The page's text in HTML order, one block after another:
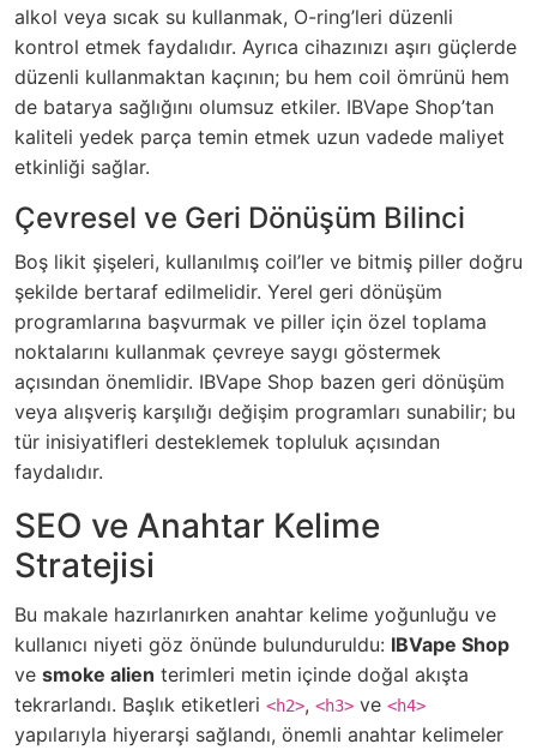
alkol veya sıcak su kullanmak, O-ring’leri düzenli
kontrol etmek faydalıdır. Ayrıca cihazınızı aşırı güçlerde
düzenli kullanmaktan kaçının; bu hem coil ömrünü hem
de batarya sağlığını olumsuz etkiler. IBVape Shop’tan
kaliteli yedek parça temin etmek uzun vadede maliyet
etkinliği sağlar.
Çevresel ve Geri Dönüşüm Bilinci
Boş likit şişeleri, kullanılmış coil’ler ve bitmiş piller doğru
şekilde bertaraf edilmelidir. Yerel geri dönüşüm
programlarına başvurmak ve piller için özel toplama
noktalarını kullanmak çevreye saygı göstermek
açısından önemlidir. IBVape Shop bazen geri dönüşüm
veya alışveriş karşılığı değişim programları sunabilir; bu
tür inisiyatifleri desteklemek topluluk açısından
faydalıdır.
SEO ve Anahtar Kelime
Stratejisi
Bu makale hazırlanırken anahtar kelime yoğunluğu ve
kullanıcı niyeti göz önünde bulunduruldu: IBVape Shop
ve smoke alien terimleri metin içinde doğal akışta
tekrarlandı. Başlık etiketleri <h2>, <h3> ve <h4>
yapılarıyla hiyerarşi sağlandı, önemli anahtar kelimeler